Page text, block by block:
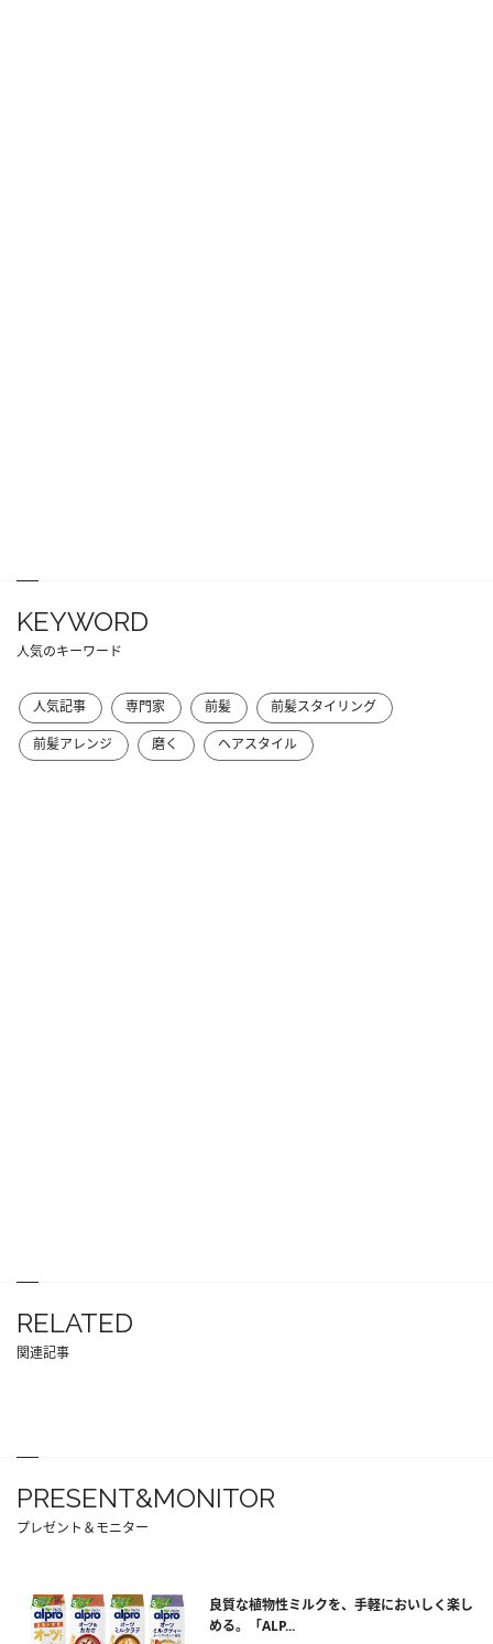
KEYWORD
人気のキーワード
人気記事 専門家 前髪
前髪スタイリング
前髪アレンジ
磨く ヘアスタイル
RELATED
関連記事
PRESENT&MONITOR
プレゼント＆モニター
良質な植物性ミルクを、手軽においしく楽し
める。「ALP...